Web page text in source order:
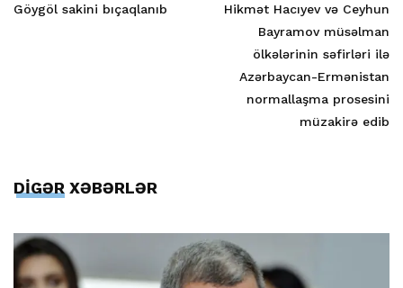
Göygöl sakini bıçaqlanıb
Hikmət Hacıyev və Ceyhun
Bayramov müsəlman
ölkələrinin səfirləri ilə
Azərbaycan-Ermənistan
normallaşma prosesini
müzakirə edib
DİGƏR XƏBƏRLƏR